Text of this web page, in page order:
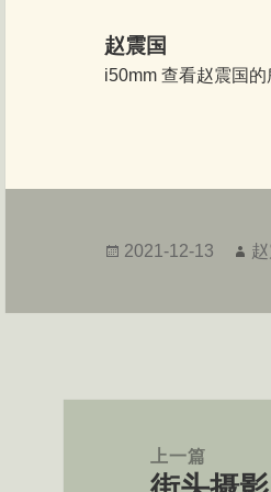
赵震国
i50mm 查看赵震国的
发
2021-12-13
作
上一篇
上